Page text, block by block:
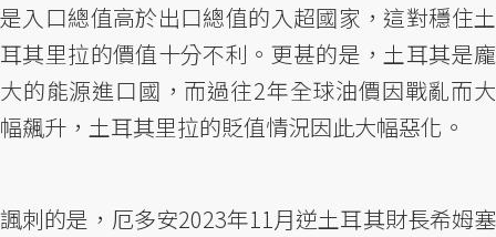
是入口總值高於出口總值的入超國家，這對穩住土
耳其里拉的價值十分不利。更甚的是，土耳其是龐
大的能源進口國，而過往2年全球油價因戰亂而大
幅飆升，土耳其里拉的貶值情況因此大幅惡化。
諷刺的是，厄多安2023年11月逆土耳其財長希姆塞